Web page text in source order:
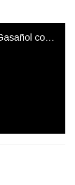
El mal momento de Yanina Gasañol con un hincha argentino en "Subrayado"